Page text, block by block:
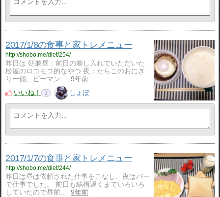
2017/1/8の食事と家トレメニュー
http://shobo.me/diet/254/
昨日は 朝兼昼：前日の差し入れでいただいた
松屋のロコモコ的なやつ 夜：たらこのおにぎ
り一個、ピーマン…
9年前
いいね！
1 しょぼ
2017/1/7の食事と家トレメニュー
http://shobo.me/diet/244/
昨日は昼は依頼された仕事をこなし、夜はバー
で仕事でした。 前日も結構遅くまでいろいろ
していたので昼前…
9年前